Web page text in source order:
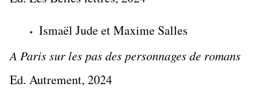
Ismaël Jude et Maxime Salles
A Paris sur les pas des personnages de romans
Ed. Autrement, 2024